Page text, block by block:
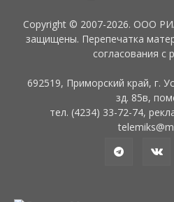
Copyright © 2007-2026. ООО
защищены. Перепечатка
согласования с
692519, Приморский край, г.
зд. 85в,
тел. (4234) 33-72-74,